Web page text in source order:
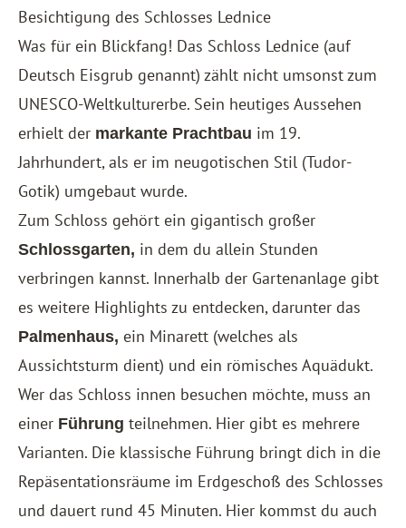
Besichtigung des Schlosses Lednice
Was für ein Blickfang! Das Schloss Lednice (auf
Deutsch Eisgrub genannt) zählt nicht umsonst zum
UNESCO-Weltkulturerbe. Sein heutiges Aussehen
erhielt der markante Prachtbau im 19.
Jahrhundert, als er im neugotischen Stil (Tudor-
Gotik) umgebaut wurde.
Zum Schloss gehört ein gigantisch großer
Schlossgarten, in dem du allein Stunden
verbringen kannst. Innerhalb der Gartenanlage gibt
es weitere Highlights zu entdecken, darunter das
Palmenhaus, ein Minarett (welches als
Aussichtsturm dient) und ein römisches Aquädukt.
Wer das Schloss innen besuchen möchte, muss an
einer Führung teilnehmen. Hier gibt es mehrere
Varianten. Die klassische Führung bringt dich in die
Repäsentationsräume im Erdgeschoß des Schlosses
und dauert rund 45 Minuten. Hier kommst du auch